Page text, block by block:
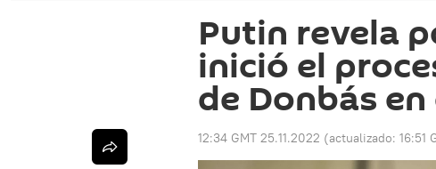
Putin revela
inició el
de Donbás en
12:34 GMT 25.11.2022 (actualizado: 16:51